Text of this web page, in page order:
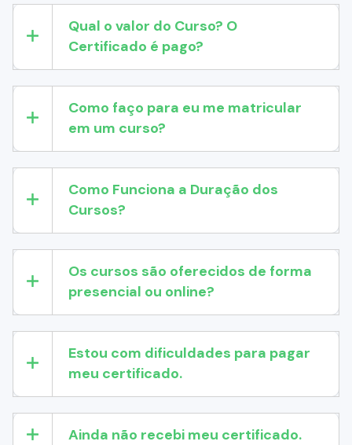
Qual o valor do Curso? O
Certificado é pago?
Como faço para eu me matricular
em um curso?
Como Funciona a Duração dos
Cursos?
Os cursos são oferecidos de forma
presencial ou online?
Estou com dificuldades para pagar
meu certificado.
Ainda não recebi meu certificado.